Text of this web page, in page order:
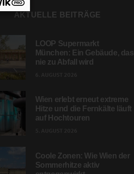
AKTUELLE BEITRÄGE
LOOP Supermarkt
München: Ein Gebäude, das
nie zu Abfall wird
Wien erlebt erneut extreme
Hitze und die Fernkälte läuft
auf Hochtouren
Coole Zonen: Wie Wien der
Sommerhitze aktiv